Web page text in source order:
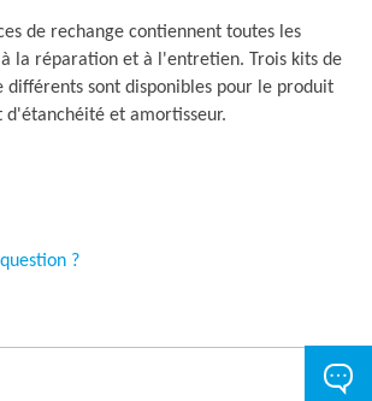
de rechange contiennent toutes les
à la réparation et à l'entretien. Trois kits de
différents sont disponibles pour le produit
d'étanchéité et amortisseur.
?